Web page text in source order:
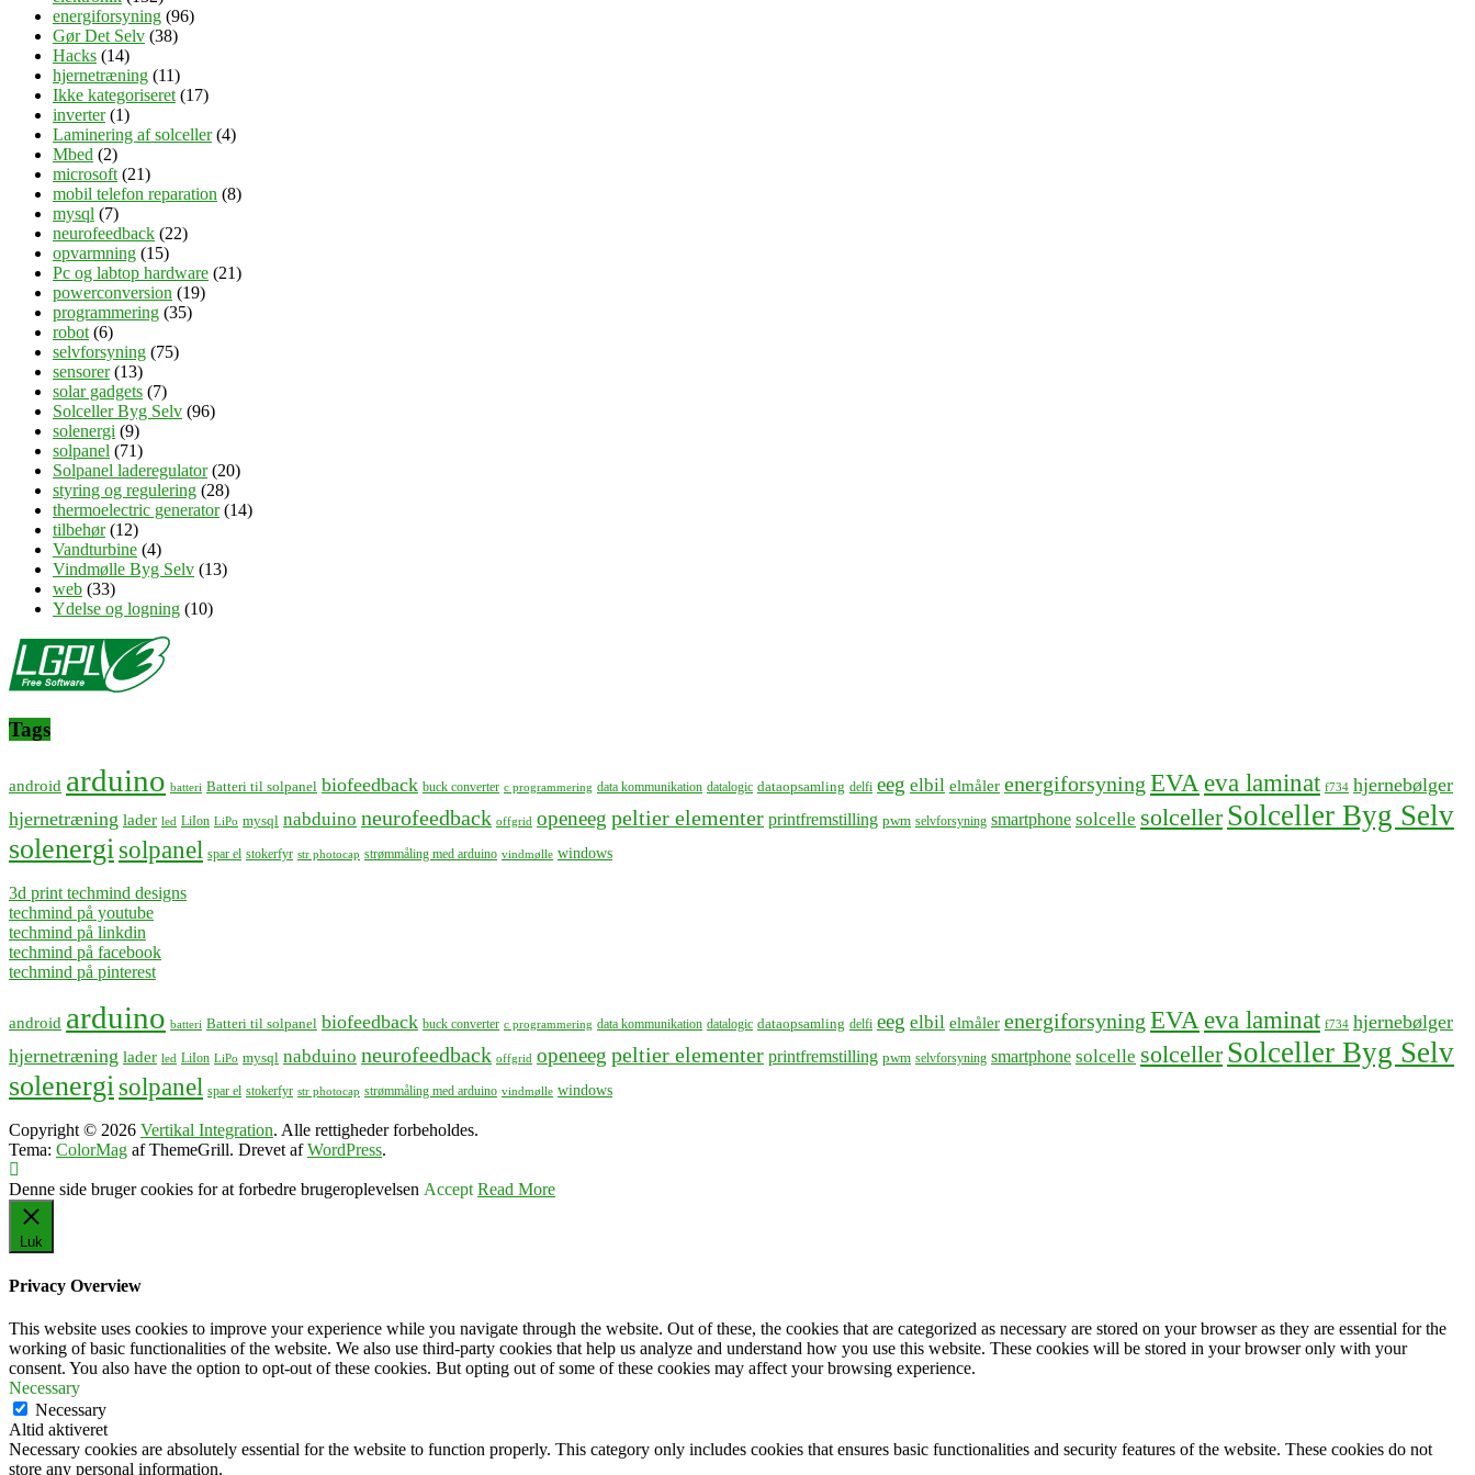
energiforsyning (96)
Gør Det Selv (38)
Hacks (14)
hjernetræning (11)
Ikke kategoriseret (17)
inverter(1)
Laminering af solceller(4)
Mbed (2)
microsoft (21)
mobil telefon reparation (8)
mysql (7)
neurofeedback (22)
opvarmning (15)
Pc og labtop hardware (21)
powerconversion (19)
programmering (35)
robot (6)
selvforsyning (75)
sensorer(13)
solar gadgets (7)
Solceller Byg Selv (96)
solenergi (9)
solpanel (71)
Solpanel laderegulator(20)
styring og regulering (28)
thermoelectric generator(14)
tilbehør(12)
Vandturbine (4)
Vindmølle Byg Selv (13)
web (33)
Ydelse og logning (10)
Tags
android arduino batteri Batteri til solpanel biofeedback buck converter c programmering data kommunikation datalogic dataopsamling delfi eeg elbil elmåler energiforsyning EVA eva laminat f734 hjernebølger
hjernetræning lader led LiIon LiPo mysql nabduino neurofeedback offgrid openeeg peltier elementer printfremstilling pwm selvforsyning smartphone solcelle solceller Solceller Byg Selv
solenergisolpanel spar el stokerfyr str photocap strømmåling med arduino vindmølle windows
3d print techmind designs
techmind på youtube
techmind på linkdin
techmind på facebook
techmind på pinterest
android arduino batteri Batteri til solpanel biofeedback buck converter c programmering data kommunikation datalogic dataopsamling delfi eeg elbil elmåler energiforsyning EVA eva laminat f734 hjernebølger
hjernetræning lader led LiIon LiPo mysql nabduino neurofeedback offgrid openeeg peltier elementer printfremstilling pwm selvforsyning smartphone solcelle solceller Solceller Byg Selv
solenergisolpanel spar el stokerfyr str photocap strømmåling med arduino vindmølle windows
Copyright © 2026 Vertikal Integration. Alle rettigheder forbeholdes.
Tema: ColorMag af ThemeGrill. Drevet afWordPress.
Denne side bruger cookies for at forbedre brugeroplevelsen Accept Read More
Luk
Privacy Overview
This website uses cookies to improve your experience while you navigate through the website. Out of these, the cookies that are categorized as necessary are stored on your browser as they are essential for the
working of basic functionalities of the website. We also use third-party cookies that help us analyze and understand how you use this website. These cookies will be stored in your browser only with your
consent. You also have the option to opt-out of these cookies. But opting out of some of these cookies may affect your browsing experience.
Necessary
Necessary
Altid aktiveret
Necessary cookies are absolutely essential for the website to function properly. This category only includes cookies that ensures basic functionalities and security features of the website. These cookies do not
store any personal information.